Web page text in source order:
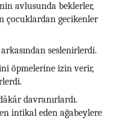
avlusunda beklerler,
çocuklardan gecikenler
seslenirlerdi.
öpmelerine izin verir,
davranırlardı.
intikal eden ağabeylere